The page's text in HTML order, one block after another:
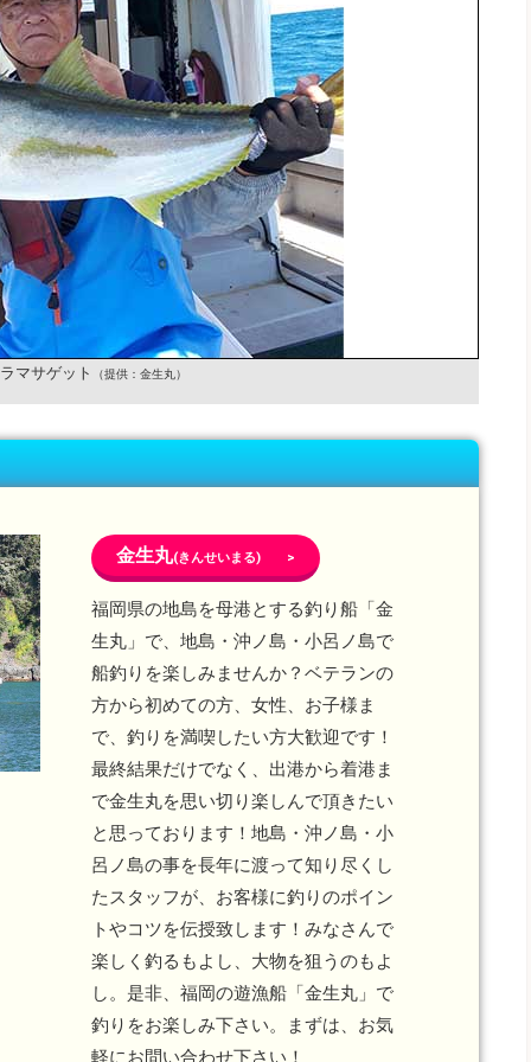
マサゲット （提供：金生丸）
金生丸(きんせいまる) >
福岡県の地島を母港とする釣り船「金
生丸」で、地島・沖ノ島・小呂ノ島で
船釣りを楽しみませんか？ベテランの
方から初めての方、女性、お子様ま
で、釣りを満喫したい方大歓迎です！
最終結果だけでなく、出港から着港ま
で金生丸を思い切り楽しんで頂きたい
と思っております！地島・沖ノ島・小
呂ノ島の事を長年に渡って知り尽くし
たスタッフが、お客様に釣りのポイン
トやコツを伝授致します！みなさんで
楽しく釣るもよし、大物を狙うのもよ
し。是非、福岡の遊漁船「金生丸」で
釣りをお楽しみ下さい。まずは、お気
軽にお問い合わせ下さい！